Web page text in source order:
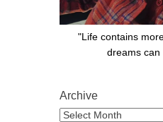
"Life contains
dreams can
Archive
Archive